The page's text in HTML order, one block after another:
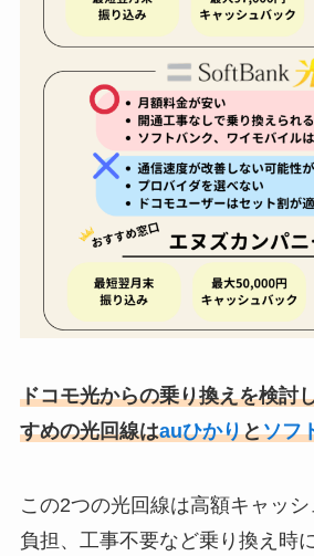
ドコモ光からの乗り換えを検討
すめの光回線はauひかりとソフ
この2つの光回線は高額キャッ
負担、工事不要など乗り換え時